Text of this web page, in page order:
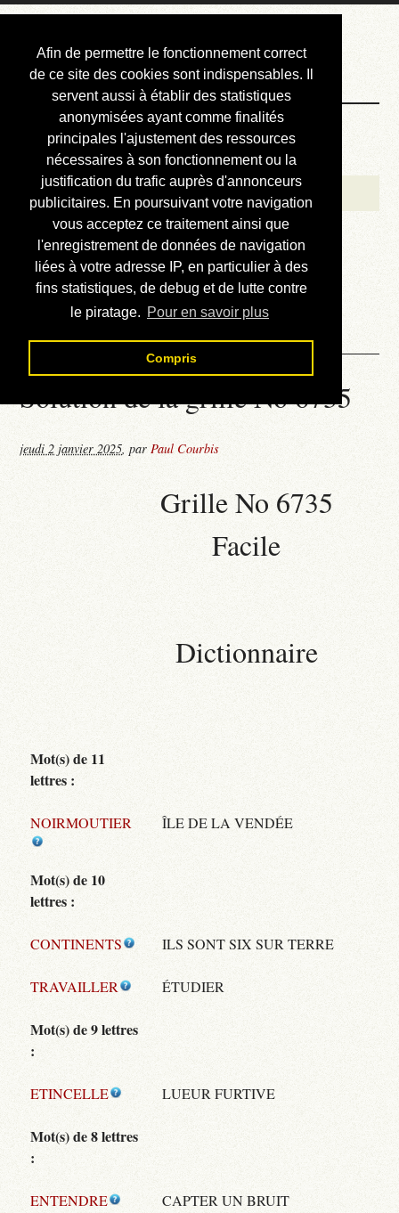
Afin de permettre le fonctionnement correct
de ce site des cookies sont indispensables. Il
servent aussi à établir des statistiques
anonymisées ayant comme finalités
principales l'ajustement des ressources
nécessaires à son fonctionnement ou la
justification du trafic auprès d'annonceurs
publicitaires. En poursuivant votre navigation
vous acceptez ce traitement ainsi que
l'enregistrement de données de navigation
liées à votre adresse IP, en particulier à des
fins statistiques, de debug et de lutte contre
le piratage. Pour en savoir plus
Compris
Courbis, « LE »
Blog Officiel
Bienvenue
Réalisations
Divers (et d’été)
Annonces
Liens externes
Téléchargement
Contact
Solution de la grille No 6735
jeudi 2 janvier 2025,parPaul Courbis
Grille No 6735
Facile
Dictionnaire
Mot(s) de 11
lettres :
NOIRMOUTIER ÎLE DE LA VENDÉE
Mot(s) de 10
lettres :
CONTINENTS ILS SONT SIX SUR TERRE
TRAVAILLER ÉTUDIER
Mot(s) de 9 lettres
:
ETINCELLE LUEUR FURTIVE
Mot(s) de 8 lettres
:
ENTENDRE CAPTER UN BRUIT